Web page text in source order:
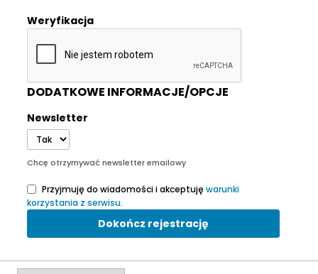
Weryfikacja
DODATKOWE INFORMACJE/OPCJE
Newsletter
Chcę otrzymywać newsletter emailowy
Przyjmuję do wiadomości i akceptuję warunki
korzystania z serwisu.
Dokończ rejestrację